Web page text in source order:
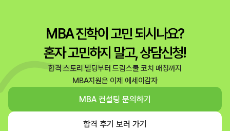
MBA 진학이 고민 되시나요?
혼자 고민하지 말고, 상담신청!
합격 스토리 빌딩부터 드림스쿨 코치 매칭까지
MBA지원은 이제 에세이감자
MBA 컨설팅 문의하기
합격 후기 보러 가기